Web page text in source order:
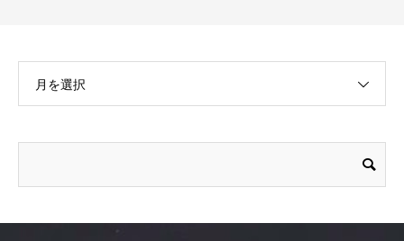
月を選択